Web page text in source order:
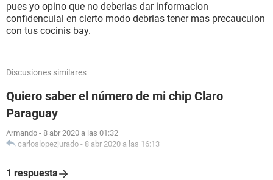
pues yo opino que no deberias dar informacion
confidencuial en cierto modo debrias tener mas precaucuion
con tus cocinis bay.
Discusiones similares
Quiero saber el número de mi chip Claro
Paraguay
Armando - 8 abr 2020 a las 01:32
carloslopezjurado - 8 abr 2020 a las 16:13
1 respuesta